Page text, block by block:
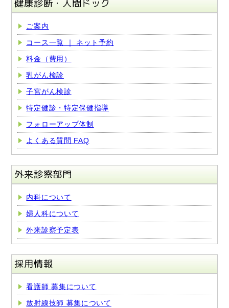
健康診断・人間ドック
ご案内
コース一覧 ｜ ネット予約
料金（費用）
乳がん検診
子宮がん検診
特定健診・特定保健指導
フォローアップ体制
よくある質問 FAQ
外来診察部門
内科について
婦人科について
外来診察予定表
採用情報
看護師 募集について
放射線技師 募集について